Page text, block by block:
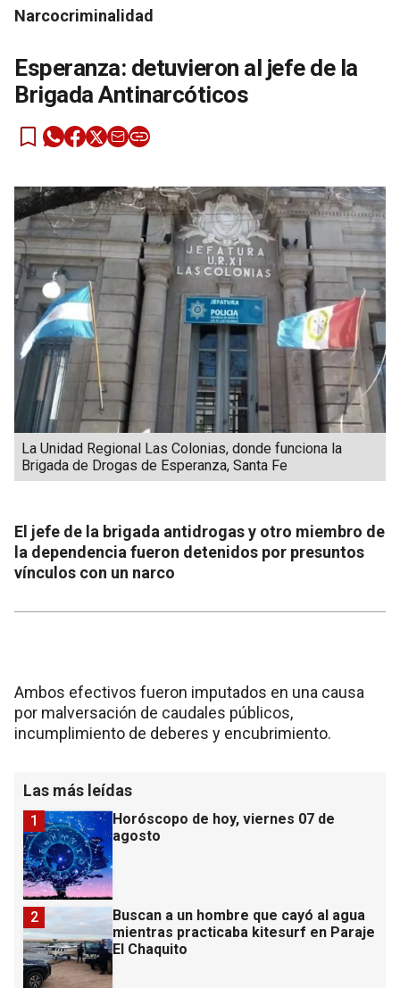
Narcocriminalidad
Esperanza: detuvieron al jefe de la
Brigada Antinarcóticos
La Unidad Regional Las Colonias, donde funciona la
Brigada de Drogas de Esperanza, Santa Fe
El jefe de la brigada antidrogas y otro miembro de
la dependencia fueron detenidos por presuntos
vínculos con un narco
Ambos efectivos fueron imputados en una causa
por malversación de caudales públicos,
incumplimiento de deberes y encubrimiento.
Las más leídas
Horóscopo de hoy, viernes 07 de
agosto
1
Buscan a un hombre que cayó al agua
mientras practicaba kitesurf en Paraje
El Chaquito
2